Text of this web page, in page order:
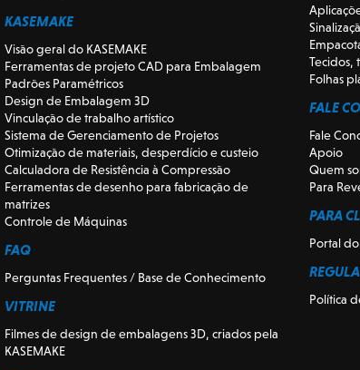
KASEMAKE
Visão geral do KASEMAKE
Ferramentas de projeto CAD para Embalagem
Padrões Paramétricos
Design de Embalagem 3D
Vinculação de trabalho artístico
Sistema de Gerenciamento de Projetos
Otimização de materiais, desperdício e custeio
Calculadora de Resistência à Compressão
Ferramentas de desenho para fabricação de
matrizes
Controle de Máquinas
FAQ
Perguntas Frequentes / Base de Conhecimento
VITRINE
Filmes de design de embalagens 3D, criados pela
KASEMAKE
Tecidos,
Folhas
FALE
Fale
Apoio
Quem
Para
PARA
Portal
Política